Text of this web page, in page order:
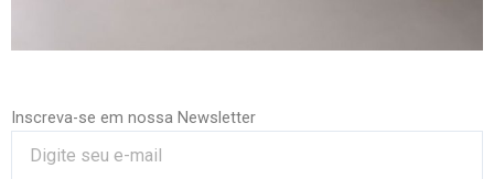
Inscreva-se em nossa Newsletter